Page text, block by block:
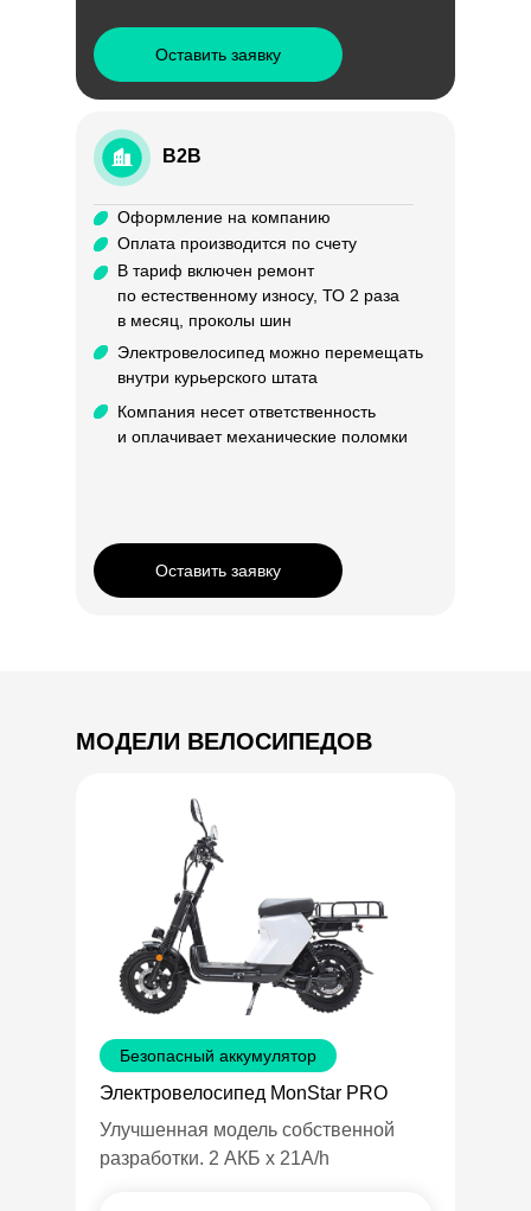
Оформление на компанию
Оплата производится по счету
В тариф включен ремонт
по естественному износу, ТО 2 раза
в месяц, проколы шин
Электровелосипед можно перемещать
внутри курьерского штата
Компания несет ответственность
и оплачивает механические поломки
B2B
Оставить заявку
Оставить заявку
МОДЕЛИ ВЕЛОСИПЕДОВ
Безопасный аккумулятор
Электровелосипед MonStar PRO
Улучшенная модель собственной
разработки. 2 АКБ х 21A/h